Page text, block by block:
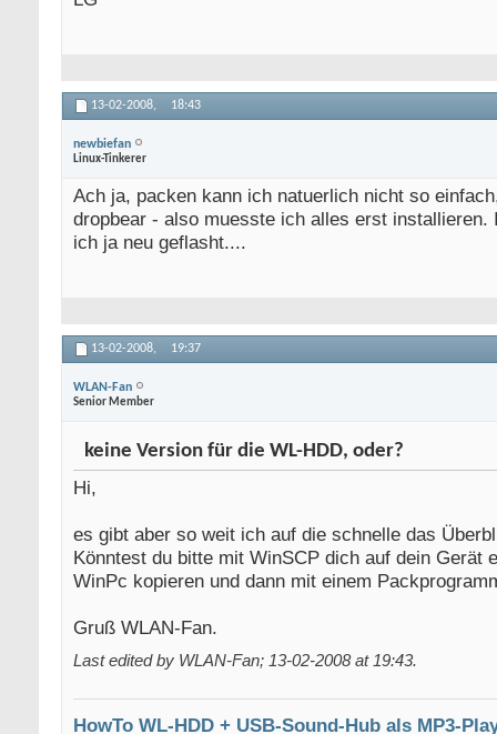
13-02-2008, 18:43
newbiefan
Linux-Tinkerer
Ach ja, packen kann ich natuerlich nicht so
dropbear - also muesste ich alles erst
ich ja neu geflasht....
13-02-2008, 19:37
WLAN-Fan
Senior Member
keine Version für die WL-HDD, oder?
Hi,
es gibt aber so weit ich auf die schnelle das
Könntest du bitte mit WinSCP dich auf dein Gerät
WinPc kopieren und dann mit einem
Gruß WLAN-Fan.
Last edited by WLAN-Fan; 13-02-2008 at19:43.
HowTo WL-HDD + USB-Sound-Hub als MP3-